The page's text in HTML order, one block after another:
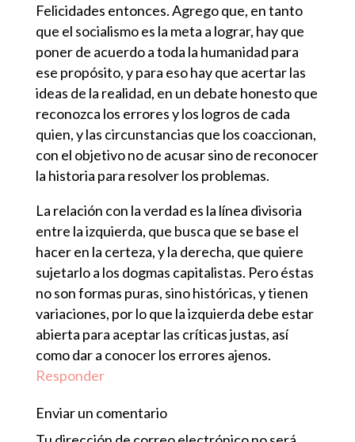
Felicidades entonces. Agrego que, en tanto
que el socialismo es la meta a lograr, hay que
poner de acuerdo a toda la humanidad para
ese propósito, y para eso hay que acertar las
ideas de la realidad, en un debate honesto que
reconozca los errores y los logros de cada
quien, y las circunstancias que los coaccionan,
con el objetivo no de acusar sino de reconocer
la historia para resolver los problemas.
La relación con la verdad es la línea divisoria
entre la izquierda, que busca que se base el
hacer en la certeza, y la derecha, que quiere
sujetarlo a los dogmas capitalistas. Pero éstas
no son formas puras, sino históricas, y tienen
variaciones, por lo que la izquierda debe estar
abierta para aceptar las críticas justas, así
como dar a conocer los errores ajenos.
Responder
Enviar un comentario